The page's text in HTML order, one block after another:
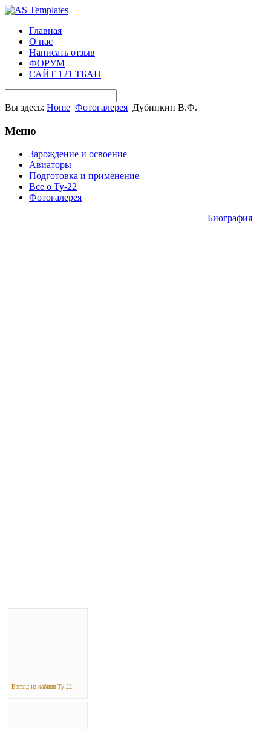
Главная
О нас
Написать отзыв
ФОРУМ
САЙТ 121 ТБАП
Вы здесь: Home Фотогалерея Дубинкин В.Ф.
Меню
Зарождение и освоение
Авиаторы
Подготовка и применение
Все о Ту-22
Фотогалерея
Биография
Взгляд из кабини Ту-22